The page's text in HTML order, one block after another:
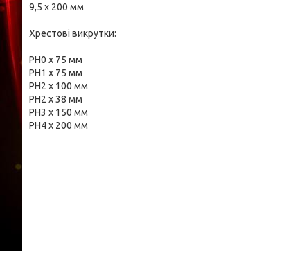
9,5 x 200 мм
Хрестові викрутки:
PH0 x 75 мм
PH1 x 75 мм
PH2 x 100 мм
PH2 x 38 мм
PH3 x 150 мм
PH4 x 200 мм